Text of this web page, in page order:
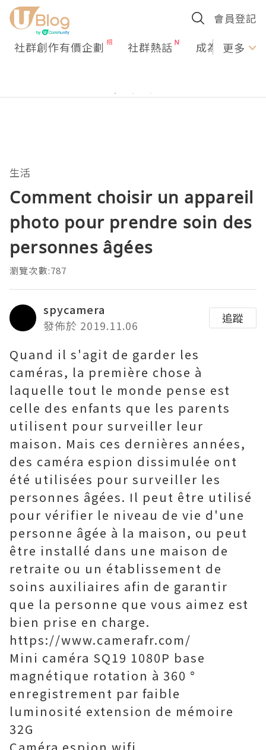
會員登記
社群創作有價企劃 社群熱話 成為U更多
生活
Comment choisir un appareil
photo pour prendre soin des
personnes âgées
瀏覽次數:787
spycamera
發佈於 2019.11.06
追蹤
Quand il s'agit de garder les
caméras, la première chose à
laquelle tout le monde pense est
celle des enfants que les parents
utilisent pour surveiller leur
maison. Mais ces dernières années,
des caméra espion dissimulée ont
été utilisées pour surveiller les
personnes âgées. Il peut être utilisé
pour vérifier le niveau de vie d'une
personne âgée à la maison, ou peut
être installé dans une maison de
retraite ou un établissement de
soins auxiliaires afin de garantir
que la personne que vous aimez est
bien prise en charge.
https://www.camerafr.com/
Mini caméra SQ19 1080P base
magnétique rotation à 360 °
enregistrement par faible
luminosité extension de mémoire
32G